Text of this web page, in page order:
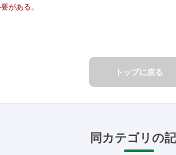
がある。
トップに戻る
同カテゴリの